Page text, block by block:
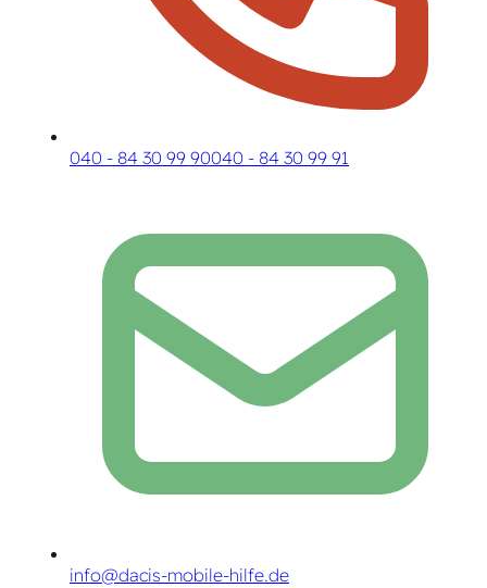
040 - 84 30 99 90040 - 84 30 99 91
info@dacis-mobile-hilfe.de